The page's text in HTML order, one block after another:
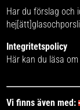
Har du förslag och
Integritetspolicy
Här kan du läsa om
Vi finns även med: